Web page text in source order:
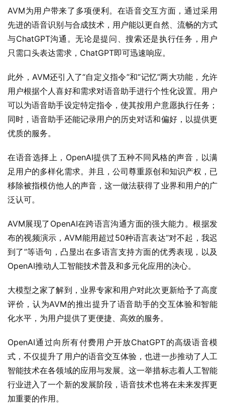
AVM为用户带来了多项便利。在语音交互方面，通过采用
先进的语音识别与合成技术，用户能以更自然、流畅的方式
与ChatGPT沟通。无论是提问、搜索还是执行任务，用户
只需口头表达需求，ChatGPT即可迅速响应。
此外，AVM还引入了“自定义指令”和“记忆”两大功能，允许
用户根据个人喜好和需求对语音助手进行个性化设置。用户
可以为语音助手设定特定指令，使其按用户意愿执行任务；
同时，语音助手还能记录用户的历史对话和偏好，以提供更
优质的服务。
在语音选择上，OpenAI提供了五种不同风格的声音，以满
足用户的多样化需求。并且，公司尊重原创和知识产权，已
移除被指模仿他人的声音，这一做法获得了业界和用户的广
泛认可。
AVM展现了OpenAI在跨语言沟通方面的强大能力。根据发
布的视频演示，AVM能用超过50种语言表达“对不起，我迟
到了”等语句，凸显出在多语言支持方面的优秀表现，以及
OpenAI推动人工智能技术普及和多元化应用的决心。
大模型之家了解到，业界专家和用户对此次更新给予了高度
评价，认为AVM的推出提升了语音助手的交互体验和智能
化水平，为用户提供了更便捷、高效的服务。
OpenAI通过向所有付费用户开放ChatGPT的高级语音模
式，不仅提升了用户的语音交互体验，也进一步推动了人工
智能技术在各领域的应用与发展。这一举措标志着人工智能
行业进入了一个新的发展阶段，语音技术也将在未来发挥更
加重要的作用。